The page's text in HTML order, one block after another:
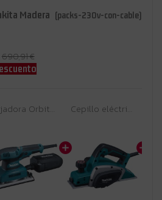
Madera (packs-230v-con-cable)
690,91 €